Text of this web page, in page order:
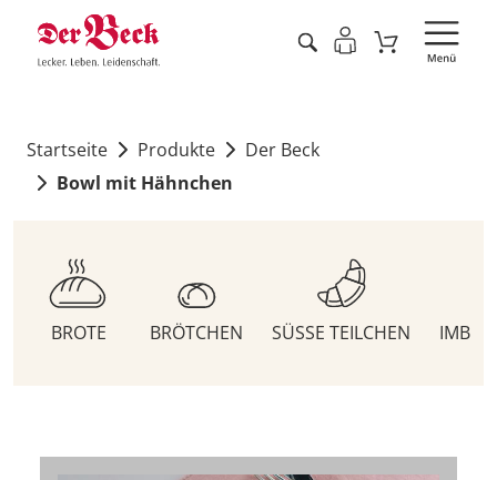
Startseite Produkte
Der Beck
Bowl mit Hähnchen
BROTE BRÖTCHEN SÜSSE TEILCHEN